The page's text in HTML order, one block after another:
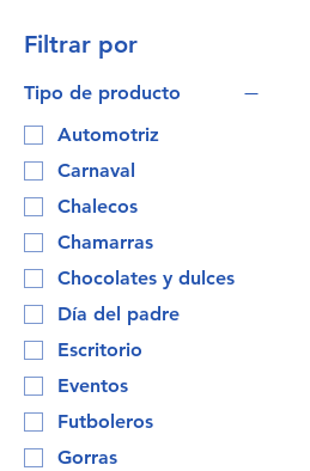
Filtrar por
Tipo de producto
Automotriz
Carnaval
Chalecos
Chamarras
Chocolates y dulces
Día del padre
Escritorio
Eventos
Futboleros
Gorras